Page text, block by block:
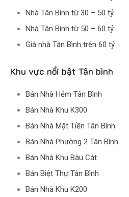
Nhà Tân Bình từ 30 – 50 tỷ
Nhà Tân Bình từ 50 – 60 tỷ
Giá nhà Tân Bình trên 60 tỷ
Khu vực nổi bật Tân bình
Bán Nhà Hẻm Tân Bình
Bán Nhà Khu K300
Bán Nhà Mặt Tiền Tân Bình
Bán Nhà Phường 2 Tân Bình
Bán Nhà Khu Bàu Cát
Bán Biệt Thự Tân Bình
Bán Nhà Khu K200